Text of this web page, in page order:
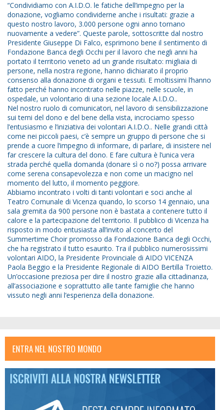
“Condividiamo con A.I.D.O. le fatiche dell’impegno per la
donazione, vogliamo condividerne anche i risultati: grazie a
questo nostro lavoro, 3.000 persone ogni anno tornano
nuovamente a vedere”. Queste parole, sottoscritte dal nostro
Presidente Giuseppe Di Falco, esprimono bene il sentimento di
Fondazione Banca degli Occhi per il lavoro che negli anni ha
portato il territorio veneto ad un grande risultato: migliaia di
persone, nella nostra regione, hanno dichiarato il proprio
consenso alla donazione di organi e tessuti. E moltissimi l’hanno
fatto perché hanno incontrato nelle piazze, nelle scuole, in
ospedale, un volontario di una sezione locale A.I.D.O..
Nel nostro ruolo di comunicatori, nel lavoro di sensibilizzazione
sui temi del dono e del bene della vista, incrociamo spesso
l’entusiasmo e l’iniziativa dei volontari A.I.D.O.. Nelle grandi città
come nei piccoli paesi, c’è sempre un gruppo di persone che si
prende a cuore l’impegno di informare, di parlare, di insistere nel
far crescere la cultura del dono. E fare cultura è l’unica vera
strada perché quella domanda (donare sì o no?) possa arrivare
come serena consapevolezza e non come un macigno nel
momento del lutto, il momento peggiore.
Abbiamo incontrato i volti di tanti volontari e soci anche al
Teatro Comunale di Vicenza quando, lo scorso 14 gennaio, una
sala gremita da 900 persone non è bastata a contenere tutto il
calore e la partecipazione del territorio. Il pubblico di Vicenza ha
risposto in modo entusiasta all’invito al concerto del
Summertime Choir promosso da Fondazione Banca degli Occhi,
che ha registrato il tutto esaurito. Tra il pubblico numerosissimi
volontari AIDO, la Presidente Provinciale di AIDO VICENZA
Paola Beggio e la Presidente Regionale di AIDO Bertilla Troietto.
Un’occasione preziosa per dire il nostro grazie alla cittadinanza,
all’associazione e soprattutto alle tante famiglie che hanno
vissuto negli anni l’esperienza della donazione.
ENTRA NEL NOSTRO MONDO